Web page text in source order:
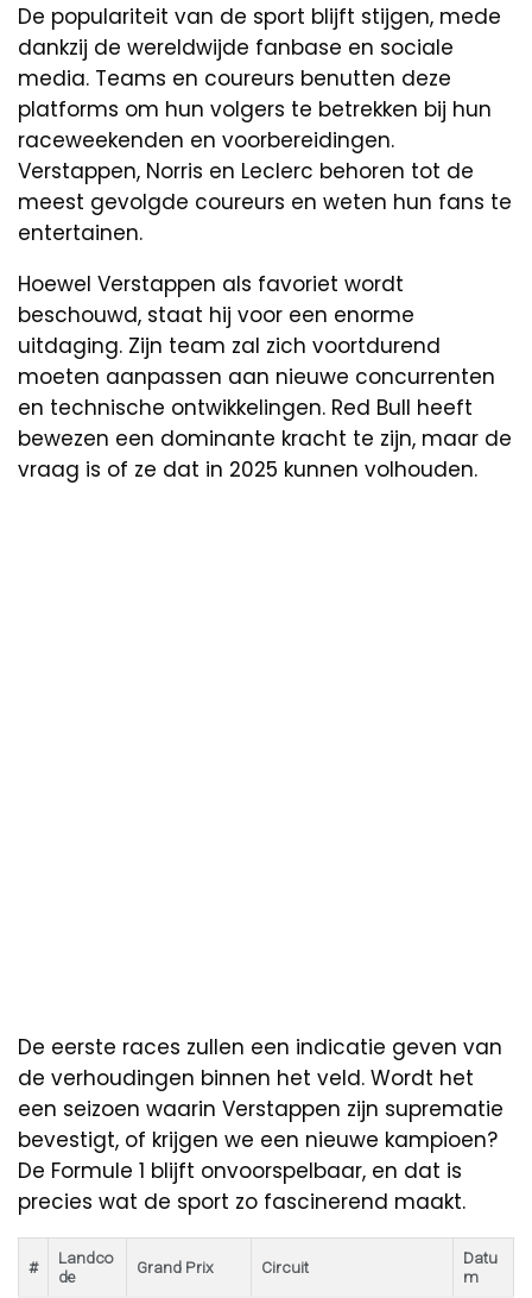
De populariteit van de sport blijft stijgen, mede
dankzij de wereldwijde fanbase en sociale
media. Teams en coureurs benutten deze
platforms om hun volgers te betrekken bij hun
raceweekenden en voorbereidingen.
Verstappen, Norris en Leclerc behoren tot de
meest gevolgde coureurs en weten hun fans te
entertainen.
Hoewel Verstappen als favoriet wordt
beschouwd, staat hij voor een enorme
uitdaging. Zijn team zal zich voortdurend
moeten aanpassen aan nieuwe concurrenten
en technische ontwikkelingen. Red Bull heeft
bewezen een dominante kracht te zijn, maar de
vraag is of ze dat in 2025 kunnen volhouden.
De eerste races zullen een indicatie geven van
de verhoudingen binnen het veld. Wordt het
een seizoen waarin Verstappen zijn suprematie
bevestigt, of krijgen we een nieuwe kampioen?
De Formule 1 blijft onvoorspelbaar, en dat is
precies wat de sport zo fascinerend maakt.
#
Landco
de
Grand Prix Circuit
Datu
m